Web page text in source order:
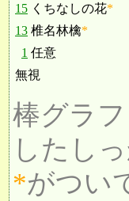
15 くちなしの花*
13 椎名林檎*
1 任意
無視
棒グラ
したし
*がつい